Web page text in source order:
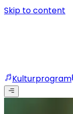
Skip to content
Kulturprogram